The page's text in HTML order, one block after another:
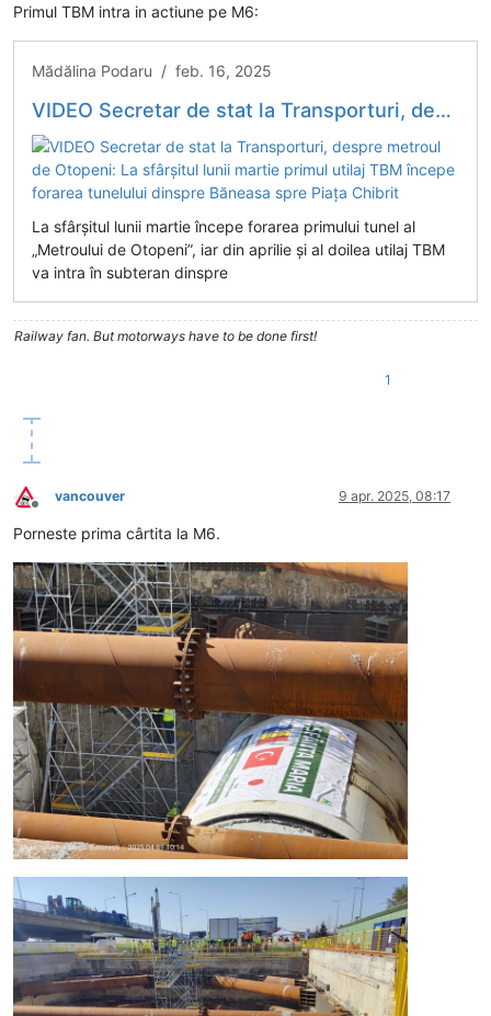
Primul TBM intra in actiune pe M6:
Mădălina Podaru / feb. 16, 2025
VIDEO Secretar de stat la Transporturi, despre metroul de Otopeni: La sfârșitul lunii martie primul utilaj TBM începe forarea tunelului dinspre Băneasa spre Piața Chibrit
La sfârșitul lunii martie începe forarea primului tunel al
„Metroului de Otopeni”, iar din aprilie și al doilea utilaj TBM
va intra în subteran dinspre
Railway fan. But motorways have to be done first!
1
Deconectat
vancouver 9 apr. 2025, 08:17
Porneste prima cârtita la M6.